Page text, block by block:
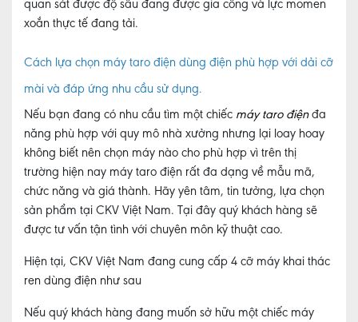
quan sát được độ sâu đang được gia công và lực momen
xoắn thực tế đang tải.
Cách lựa chọn máy taro điện dùng điện phù hợp với dải cỡ
mài và đáp ứng nhu cầu sử dụng.
Nếu bạn đang có nhu cầu tìm một chiếc máy taro điệnđa
năng phù hợp với quy mô nhà xưởng nhưng lại loay hoay
không biết nên chọn máy nào cho phù hợp vì trên thị
trường hiện nay máy taro điện rất đa dạng về mẫu mã,
chức năng và giá thành. Hãy yên tâm, tin tưởng, lựa chọn
sản phẩm tại CKV Việt Nam. Tại đây quý khách hàng sẽ
được tư vấn tận tình với chuyên môn kỹ thuật cao.
Hiện tại, CKV Việt Nam đang cung cấp 4 cỡ máy khai thác
ren dùng điện như sau
Nếu quý khách hàng đang muốn sở hữu một chiếc máy